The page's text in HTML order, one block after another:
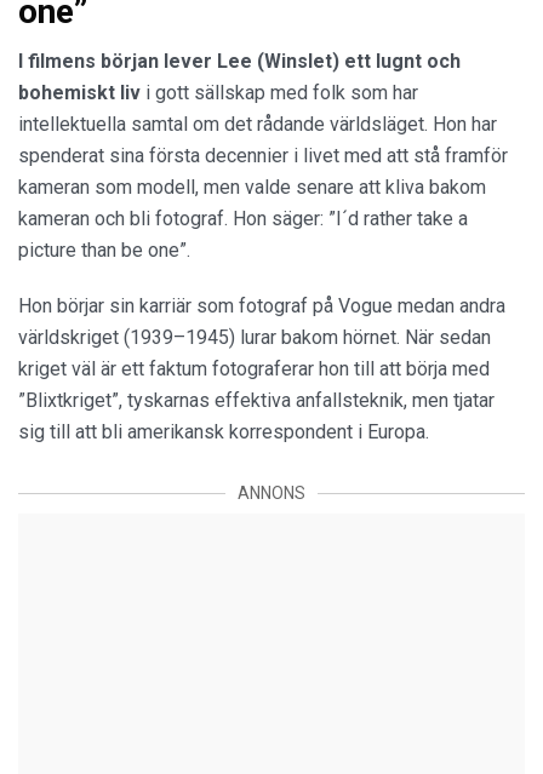
one”
I filmens början lever Lee (Winslet) ett lugnt och
bohemiskt liv i gott sällskap med folk som har
intellektuella samtal om det rådande världsläget. Hon har
spenderat sina första decennier i livet med att stå framför
kameran som modell, men valde senare att kliva bakom
kameran och bli fotograf. Hon säger: ”I´d rather take a
picture than be one”.
Hon börjar sin karriär som fotograf på Vogue medan andra
världskriget (1939–1945) lurar bakom hörnet. När sedan
kriget väl är ett faktum fotograferar hon till att börja med
”Blixtkriget”, tyskarnas effektiva anfallsteknik, men tjatar
sig till att bli amerikansk korrespondent i Europa.
ANNONS